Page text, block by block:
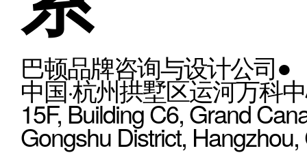
巴顿品牌咨询与设计公司●
中国·杭州拱墅区运河万科
15F, Building C6, Grand
Gongshu District,